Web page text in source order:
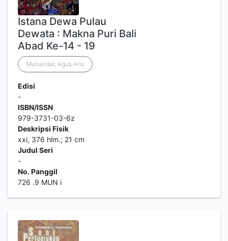
Istana Dewa Pulau
Dewata : Makna Puri Bali
Abad Ke-14 - 19
Munandar, Agus Aris
Edisi
-
ISBN/ISSN
979-3731-03-6z
Deskripsi Fisik
xxi, 376 hlm.; 21 cm
Judul Seri
-
No. Panggil
726 .9 MUN i